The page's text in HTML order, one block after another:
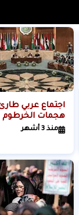
اجتماع عربي
هجمات الخرطوم
منذ 3 أشهر